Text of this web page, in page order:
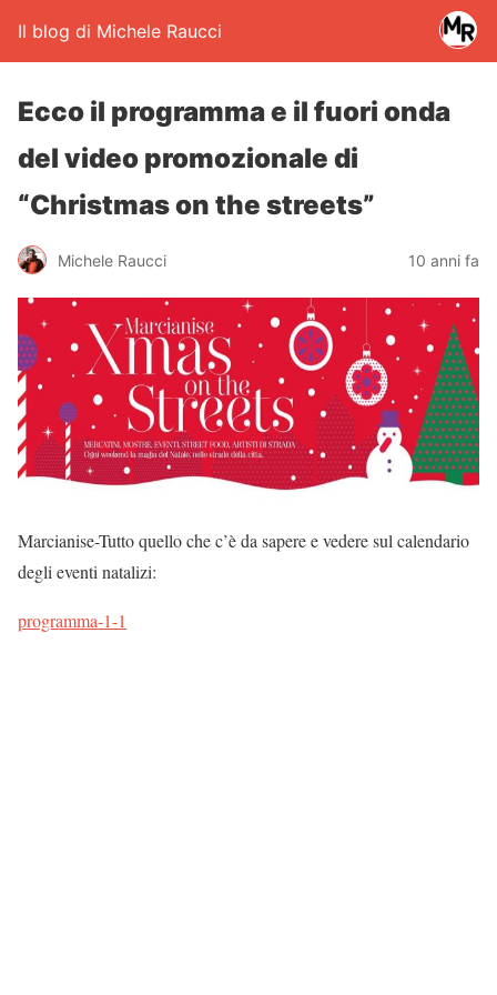
Il blog di Michele Raucci
Ecco il programma e il fuori onda
del video promozionale di
“Christmas on the streets”
Michele Raucci 10 anni fa
Marcianise-Tutto quello che c’è da sapere e vedere sul calendario
degli eventi natalizi:
programma-1-1